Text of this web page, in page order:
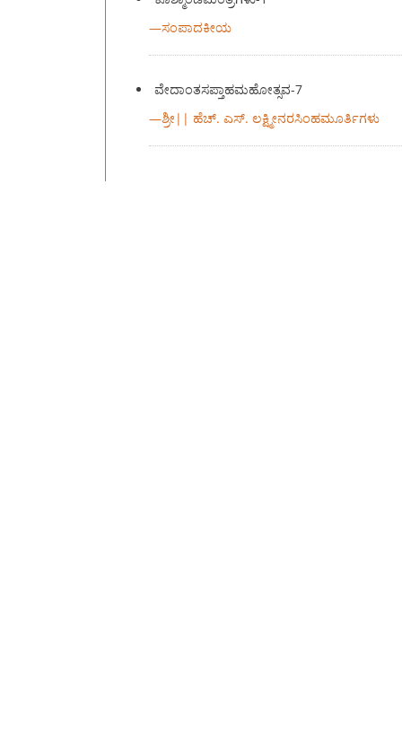
—ಸಂಪಾದಕೀಯ
ವೇದಾಂತಸಪ್ತಾಹಮಹೋತ್ಸವ-7
—ಶ್ರೀ|| ಹೆಚ್. ಎಸ್. ಲಕ್ಷ್ಮೀನರಸಿಂಹಮೂರ್ತಿಗಳು